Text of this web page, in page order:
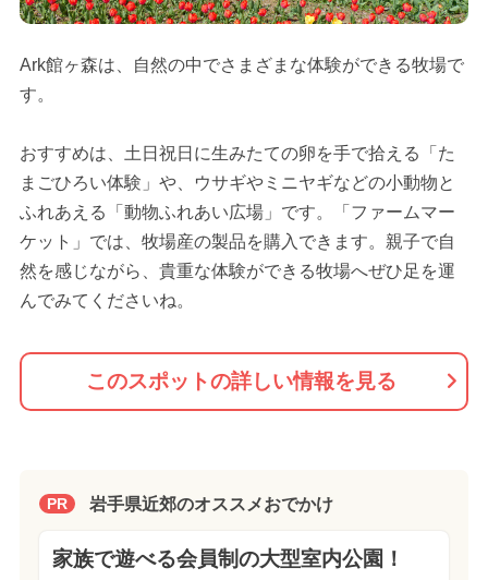
Ark館ヶ森は、自然の中でさまざまな体験ができる牧場で
す。
おすすめは、土日祝日に生みたての卵を手で拾える「た
まごひろい体験」や、ウサギやミニヤギなどの小動物と
ふれあえる「動物ふれあい広場」です。「ファームマー
ケット」では、牧場産の製品を購入できます。親子で自
然を感じながら、貴重な体験ができる牧場へぜひ足を運
んでみてくださいね。
このスポットの詳しい情報を見る
PR 岩手県近郊のオススメおでかけ
家族で遊べる会員制の大型室内公園！